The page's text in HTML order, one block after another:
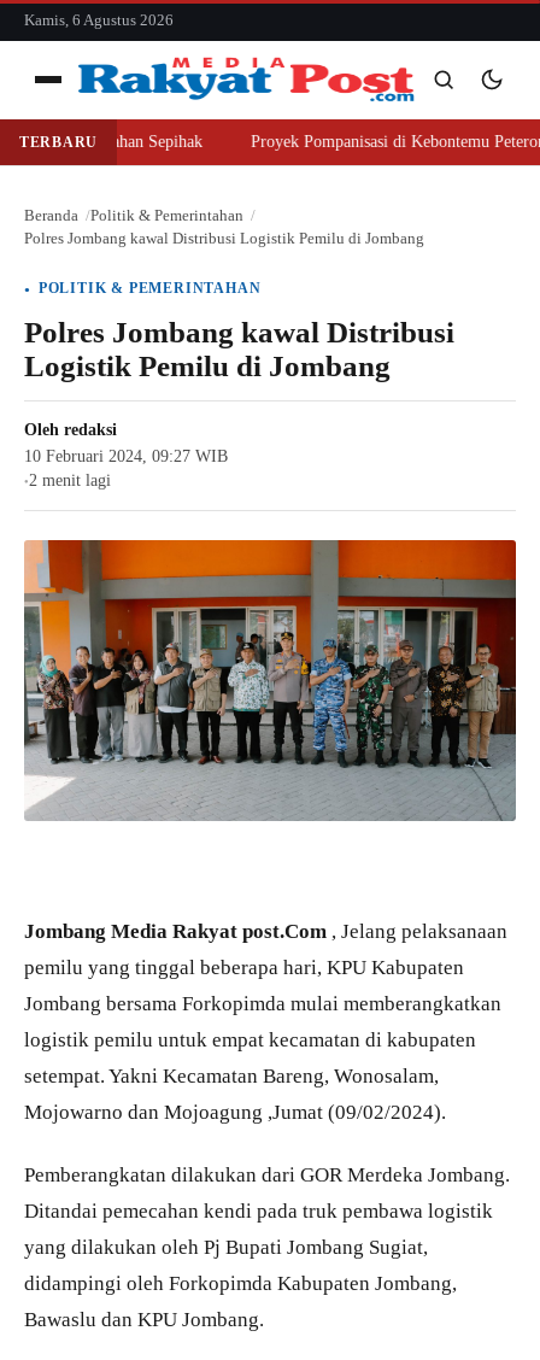
konten
Kamis, 6 Agustus 2026
Menu
Cari
Cari
TERBARU
Beli Lahan Sepihak Proyek Pompanisasi di Kebontemu
Beranda
Politik & Pemerintahan
Polres Jombang kawal Distribusi Logistik Pemilu di Jombang
POLITIK & PEMERINTAHAN
Polres Jombang kawal Distribusi
Logistik Pemilu di Jombang
Oleh redaksi
10 Februari 2024, 09:27 WIB
●2 menit lagi
Jombang Media Rakyat post.Com , Jelang pelaksanaan
pemilu yang tinggal beberapa hari, KPU Kabupaten
Jombang bersama Forkopimda mulai memberangkatkan
logistik pemilu untuk empat kecamatan di kabupaten
setempat. Yakni Kecamatan Bareng, Wonosalam,
Mojowarno dan Mojoagung ,Jumat (09/02/2024).
Pemberangkatan dilakukan dari GOR Merdeka Jombang.
Ditandai pemecahan kendi pada truk pembawa logistik
yang dilakukan oleh Pj Bupati Jombang Sugiat,
didampingi oleh Forkopimda Kabupaten Jombang,
Bawaslu dan KPU Jombang.